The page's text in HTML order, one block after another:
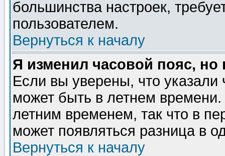
большинства настроек,
пользователем.
Вернуться к началу
Я изменил часовой пояс,
Если вы уверены, что указали
может быть в летнем
летним временем, так что в
может появляться разница в
Вернуться к началу